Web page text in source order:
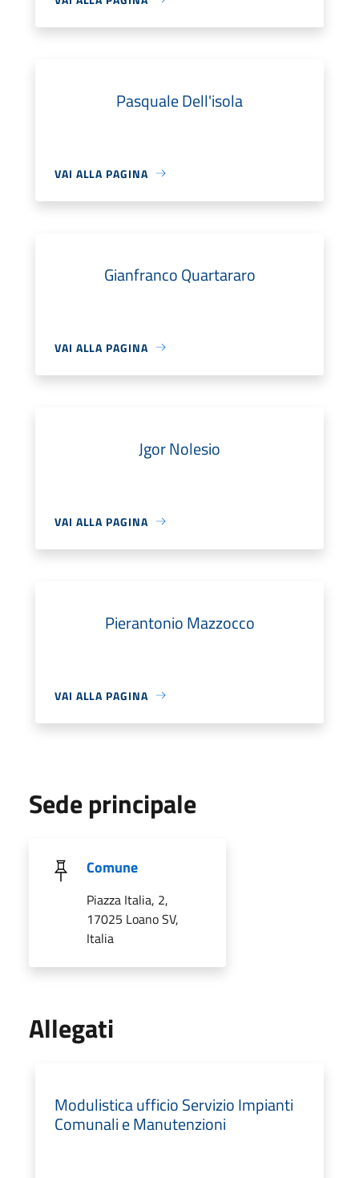
Pasquale Dell'isola
VAI ALLA PAGINA
Gianfranco Quartararo
VAI ALLA PAGINA
Jgor Nolesio
VAI ALLA PAGINA
Pierantonio Mazzocco
VAI ALLA PAGINA
Sede principale
Comune
Piazza Italia, 2,
17025 Loano SV,
Italia
Allegati
Modulistica ufficio Servizio Impianti
Comunali e Manutenzioni